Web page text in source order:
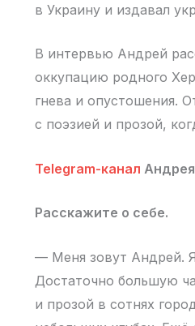
в Украину и издавал
В интервью Андрей
оккупацию родного
гнева и опустошения.
с поэзией и прозой,
Telegram-канал
Расскажите о себе.
— Меня зовут Андрей.
Достаточно большую
и прозой в сотнях